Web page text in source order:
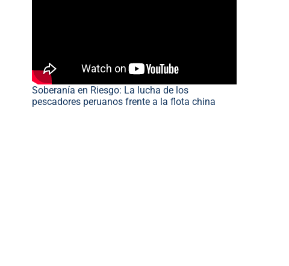
Soberanía en Riesgo: La lucha de los
pescadores peruanos frente a la flota china